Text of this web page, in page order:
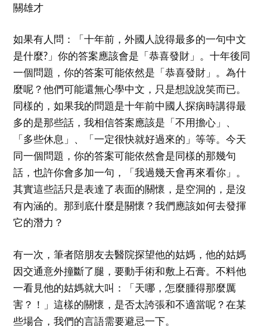
關雄才
如果有人問：「十年前，外國人說得最多的一句中文
是什麼?」你的答案應該會是「恭喜發財」。十年後同
一個問題，你的答案可能依然是「恭喜發財」。為什
麼呢？他們可能還無心學中文，只是想說說笑而已。
同樣的，如果我的問題是十年前中國人探病時講得最
多的是那些話，我相信答案應該是「不用擔心」、
「多些休息」、「一定很快就好過來的」等等。今天
同一個問題，你的答案可能依然會是同樣的那幾句
話，也許你會多加一句，「我過幾天會再來看你」。
其實這些話只是表達了表面的關懷，是空洞的，是沒
有內涵的。那到底什麼是關懷？我們應該如何去發揮
它的潛力？
有一次，筆者陪朋友去醫院探望他的姑媽，他的姑媽
因交通意外撞斷了腿，要動手術和敷上石膏。不料他
一看見他的姑媽就大叫：「天哪，怎麼腫得那麼厲
害？！」這樣的關懷，是否太誇張和不適當呢？在某
些場合，我們的言語需要避忌一下。